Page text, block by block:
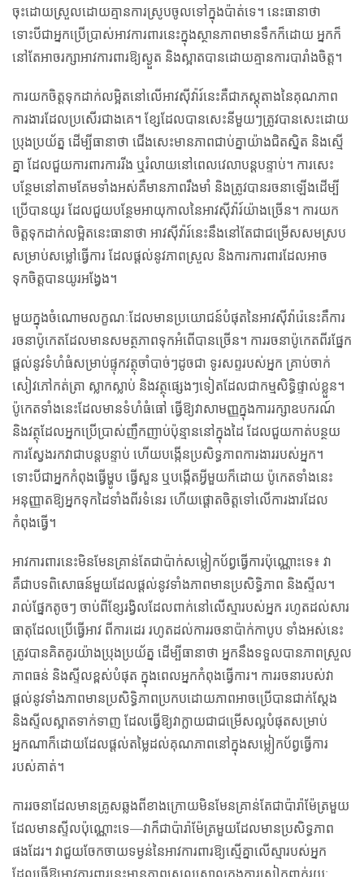
ចុះដោយស្រួលដោយគ្មានការស្រូបចូលទៅក្នុងប៉ាត់ទេ។ នេះធានាថា
ទោះបីជាអ្នកប្រើប្រាស់អាវការពារនេះក្នុងស្ថានភាពមានទឹកក៏ដោយ អ្នកក៏
នៅតែអាចរក្សាអាវការពារឱ្យស្ងួត និងស្អាតបានដោយគ្មានការបារាំងចិត្ត។
ការយកចិត្តទុកដាក់លម្អិតនៅលើអាវស៊ីវ៉ារ៍នេះគឺជាភស្តុតាងនៃគុណភាព
ការងារដែលប្រសើរជាងគេ។ ខ្សែដែលបានសេះនីមួយៗត្រូវបានសេះដោយ
ប្រុងប្រយ័ត្ន ដើម្បីធានាថា ជើងសេះមានភាពជាប់គ្នាយ៉ាងជិតស្និត និងស្មើ
គ្នា ដែលជួយការពារការរីង ឬរំលាយនៅពេលវេលាបន្តបន្ទាប់។ ការសេះ
បន្ថែមនៅតាមគែមទាំងអស់គឺមានភាពរឹងមាំ និងត្រូវបានរចនាឡើងដើម្បី
ប្រើបានយូរ ដែលជួយបន្ថែមអាយុកាលនៃអាវស៊ីវ៉ារ៍យ៉ាងច្រើន។ ការយក
ចិត្តទុកដាក់លម្អិតនេះធានាថា អាវស៊ីវ៉ារ៍នេះនឹងនៅតែជាជម្រើសសមស្រប
សម្រាប់សម្លៅធ្វើការ ដែលផ្តល់នូវភាពស្រួល និងការការពារដែលអាច
ទុកចិត្តបានយូរអង្វែង។
មួយក្នុងចំណោមលក្ខណៈដែលមានប្រយោជន៍បំផុតនៃអាវស៊ីវ៉ារ៉េនេះគឺការ
រចនាប៉ូកេតដែលមានសមត្ថភាពទុកអំពើបានច្រើន។ ការរចនាប៉ូកេតពីរផ្នែក
ផ្តល់នូវទំហំធំសម្រាប់ផ្ទុកវត្ថុចាំបាច់ៗដូចជា ទូរសព្ទរបស់អ្នក គ្រាប់ចាក់
សៀវភៅកត់ត្រា ស្លាកស្លាប់ និងវត្ថុផ្សេងៗទៀតដែលជាកម្មសិទ្ធិផ្ទាល់ខ្លួន។
ប៉ូកេតទាំងនេះដែលមានទំហំធំធៅ ធ្វើឱ្យវាសាមញ្ញក្នុងការរក្សាឧបករណ៍
និងវត្ថុដែលអ្នកប្រើប្រាស់ញឹកញាប់ប៉ុន្មាននៅក្នុងដៃ ដែលជួយកាត់បន្ថយ
ការស្វែងរកវាជាបន្តបន្ទាប់ ហើយបង្កើនប្រសិទ្ធភាពការងាររបស់អ្នក។
ទោះបីជាអ្នកកំពុងធ្វើម្ហូប ធ្វើសួន ឬបង្កើតអ្វីមួយក៏ដោយ ប៉ូកេតទាំងនេះ
អនុញ្ញាតឱ្យអ្នកទុកដៃទាំងពីរទំនេរ ហើយផ្តោតចិត្តទៅលើការងារដែល
កំពុងធ្វើ។
អាវការពារនេះមិនមែនគ្រាន់តែជាប៉ាក់សម្លៀកប័ព្វធ្វើការប៉ុណ្ណោះទេ៖ វា
គឺជាបទពិសោធន៍មួយដែលផ្តល់នូវទាំងភាពមានប្រសិទ្ធិភាព និងស្ទីល។
រាល់ផ្នែកតូចៗ ចាប់ពីខ្សែរង្វិលដែលពាក់នៅលើស្មារបស់អ្នក រហូតដល់សារ
ធាតុដែលប្រើធ្វើអាវ ពីការដេរ រហូតដល់ការរចនាប៉ាក់កាបូប ទាំងអស់នេះ
ត្រូវបានគិតគូរយ៉ាងប្រុងប្រយ័ត្ន ដើម្បីធានាថា អ្នកនឹងទទួលបានភាពស្រួល
ភាពធន់ និងស្ទីលខ្ពស់បំផុត ក្នុងពេលអ្នកកំពុងធ្វើការ។ ការរចនារបស់វា
ផ្តល់នូវទាំងភាពមានប្រសិទ្ធិភាពប្រកបដោយភាពអាចប្រើបានជាក់ស្តែង
និងស្ទីលស្អាតទាក់ទាញ ដែលធ្វើឱ្យវាក្លាយជាជម្រើសល្អបំផុតសម្រាប់
អ្នកណាក៏ដោយដែលផ្តល់តម្លៃដល់គុណភាពនៅក្នុងសម្លៀកប័ព្វធ្វើការ
របស់គាត់។
ការរចនាដែលមានគ្រូសឆ្លងពីខាងក្រោយមិនមែនគ្រាន់តែជាប៉ារ៉ាម៉ែត្រមួយ
ដែលមានស្ទីលប៉ុណ្ណោះទេ—វាក៏ជាប៉ារ៉ាម៉ែត្រមួយដែលមានប្រសិទ្ធភាព
ផងដែរ។ វាជួយចែកចាយទម្ងន់នៃអាវការពារឱ្យស្មើគ្នាលើស្មារបស់អ្នក